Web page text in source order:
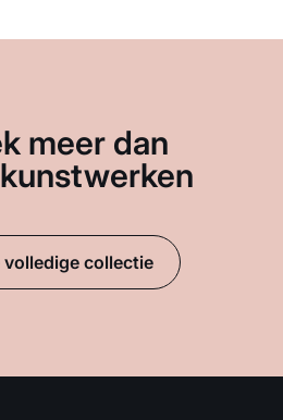
meer dan
volledige collectie